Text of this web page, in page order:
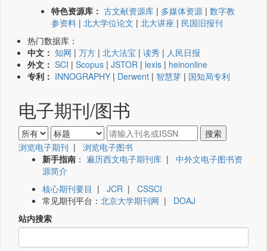
特色资源库： 古文献资源库 | 多媒体资源 | 数字教
参资料 | 北大学位论文 | 北大讲座 | 民国旧报刊
热门数据库：
中文： 知网 | 万方 | 北大法宝 | 读秀 | 人民日报
外文： SCI | Scopus | JSTOR | lexis | heinonline
专利： INNOGRAPHY | Derwent | 智慧芽 | 国知局专利
电子期刊/图书
浏览电子期刊 | 浏览电子图书
新手指南 ： 遍历西文电子期刊库 | 中外文电子图书资
源简介
核心期刊要目 | JCR | CSSCI
常见期刊平台： 北京大学期刊网 | DOAJ
站内搜索